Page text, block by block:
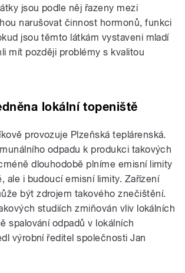
jsou podle něj řazeny mezi
narušovat činnost hormonů, funkci
jsou těmto látkám vystaveni mladí
mít později problémy s kvalitou
lokální topeniště
provozuje Plzeňská teplárenská.
odpadu k produkci takových
dlouhodobě plníme emisní limity
ale i budoucí emisní limity. Zařízení
být zdrojem takového znečištění.
studiích zmiňován vliv lokálních
spalování odpadů v lokálních
výrobní ředitel společnosti Jan